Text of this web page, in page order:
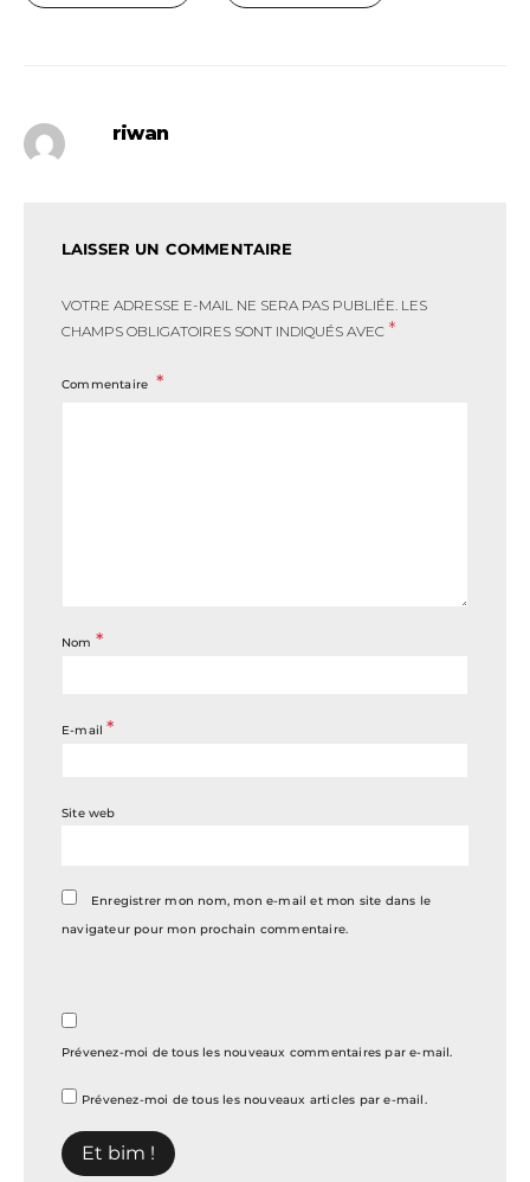
riwan
LAISSER UN COMMENTAIRE
VOTRE ADRESSE E-MAIL NE SERA PAS PUBLIÉE. LES
CHAMPS OBLIGATOIRES SONT INDIQUÉS AVEC *
Commentaire
Nom *
E-mail*
Site web
Enregistrer mon nom, mon e-mail et mon site dans le
navigateur pour mon prochain commentaire.
Prévenez-moi de tous les nouveaux commentaires par e-mail.
Prévenez-moi de tous les nouveaux articles par e-mail.